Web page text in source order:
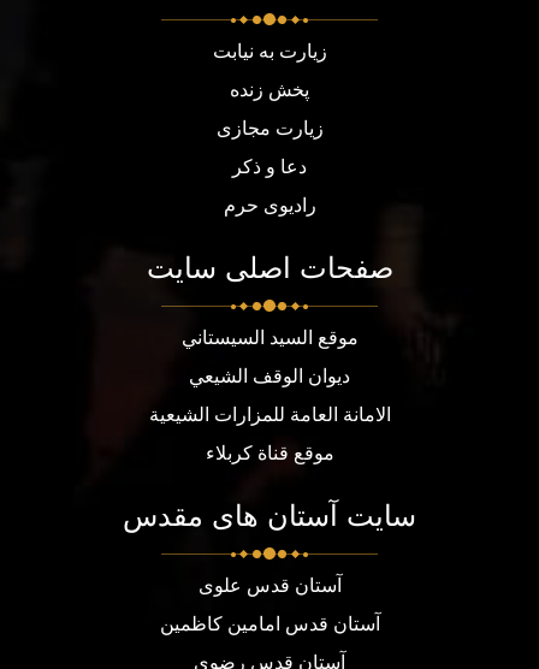
زیارت به نیابت
پخش زنده
زیارت مجازی
دعا و ذکر
رادیوی حرم
صفحات اصلی سایت
موقع السيد السيستاني
ديوان الوقف الشيعي
الامانة العامة للمزارات الشيعية
موقع قناة كربلاء
سایت آستان های مقدس
آستان قدس علوی
آستان قدس امامین کاظمین
آستان قدس رضوی